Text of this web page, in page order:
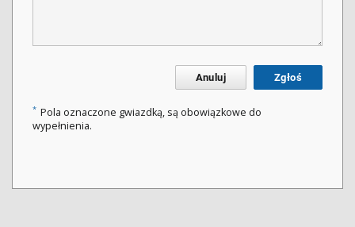
Anuluj Zgłoś
* Pola oznaczone gwiazdką, są obowiązkowe do
wypełnienia.